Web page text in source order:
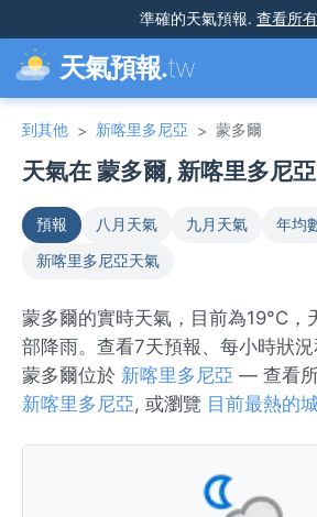
準確的天氣預報. 查看所
天氣預報.tw
到其他 > 新喀里多尼亞 > 蒙多爾
天氣在 蒙多爾, 新喀里多尼
預報 八月天氣 九月天氣
年均
新喀里多尼亞天氣
蒙多爾的實時天氣，目前為19°C，
部降雨。查看7天預報、每小時狀況
蒙多爾位於 新喀里多尼亞 — 查看
新喀里多尼亞, 或瀏覽 目前最熱的